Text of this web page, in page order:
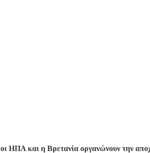
οι ΗΠΑ και η Βρετανία οργανώνουν την